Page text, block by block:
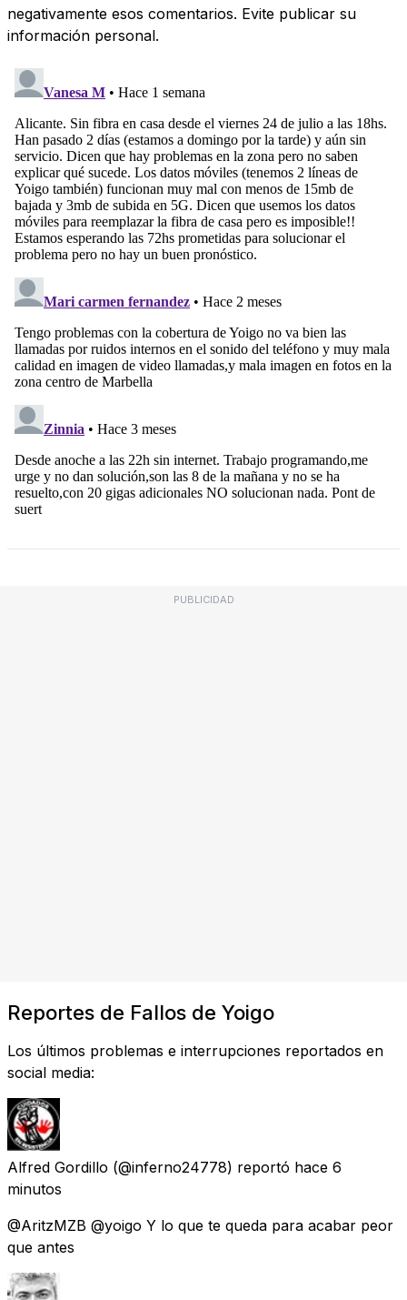
negativamente esos comentarios. Evite publicar su
información personal.
PUBLICIDAD
Reportes de Fallos de Yoigo
Los últimos problemas e interrupciones reportados en
social media:
Alfred Gordillo (@inferno24778) reportó hace 6
minutos
@AritzMZB @yoigo Y lo que te queda para acabar peor
que antes